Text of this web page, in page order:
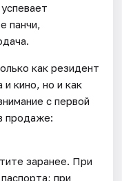
панчи,
как резидент
кино, но и как
с первой
продаже:
заранее. При
при